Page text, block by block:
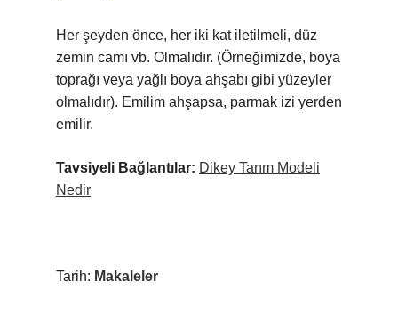
Her şeyden önce, her iki kat iletilmeli, düz
zemin camı vb. Olmalıdır. (Örneğimizde, boya
toprağı veya yağlı boya ahşabı gibi yüzeyler
olmalıdır). Emilim ahşapsa, parmak izi yerden
emilir.
Tavsiyeli Bağlantılar: Dikey Tarım Modeli
Nedir
Tarih: Makaleler